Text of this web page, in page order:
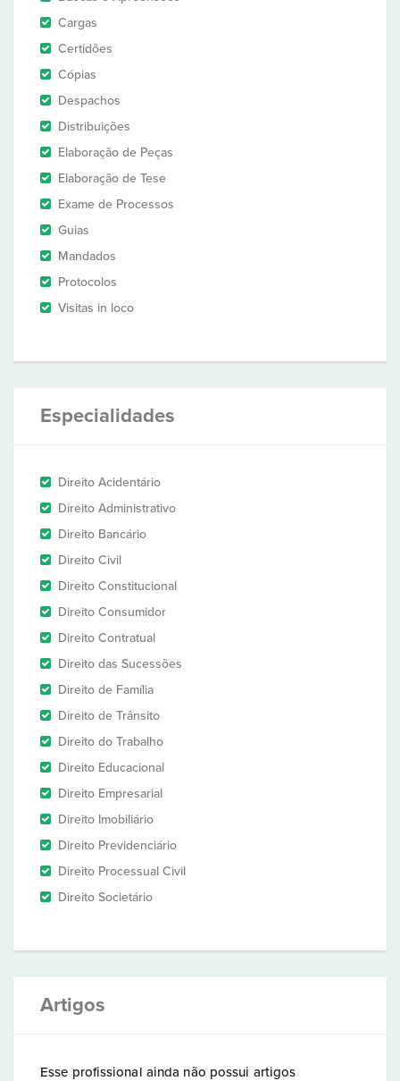
Cargas
Certidões
Cópias
Despachos
Distribuições
Elaboração de Peças
Elaboração de Tese
Exame de Processos
Guias
Mandados
Protocolos
Visitas in loco
Especialidades
Direito Acidentário
Direito Administrativo
Direito Bancário
Direito Civil
Direito Constitucional
Direito Consumidor
Direito Contratual
Direito das Sucessões
Direito de Família
Direito de Trânsito
Direito do Trabalho
Direito Educacional
Direito Empresarial
Direito Imobiliário
Direito Previdenciário
Direito Processual Civil
Direito Societário
Artigos
Esse profissional ainda não possui artigos